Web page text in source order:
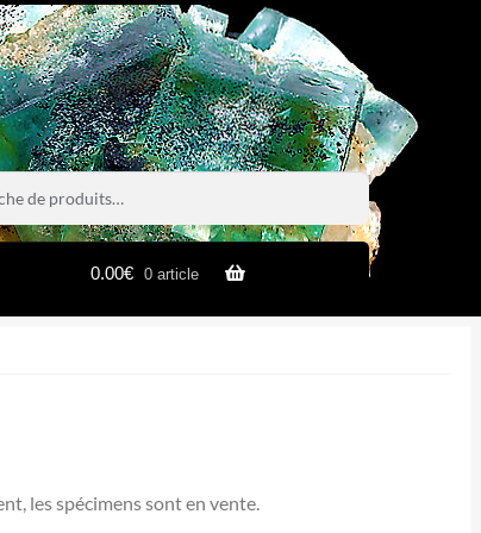
0.00€ 0 article
les spécimens sont en vente.